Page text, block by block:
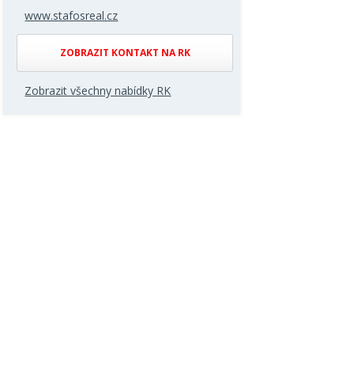
www.stafosreal.cz
ZOBRAZIT KONTAKT NA RK
Zobrazit všechny nabídky RK